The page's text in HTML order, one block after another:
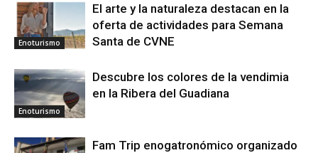
Enoturismo
El arte y la naturaleza destacan en la
oferta de actividades para Semana
Santa de CVNE
Enoturismo
Descubre los colores de la vendimia
en la Ribera del Guadiana
Fam Trip enogatronómico organizado